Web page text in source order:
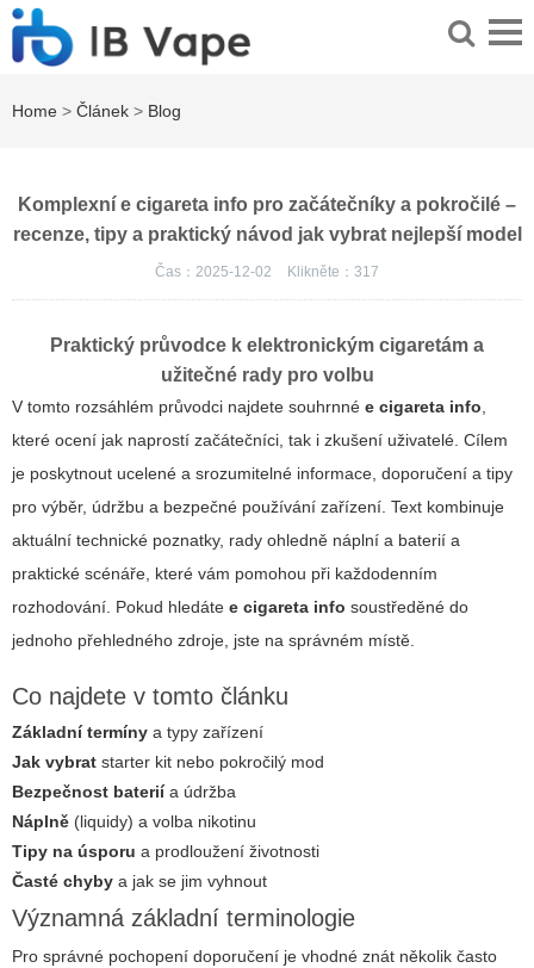
Home > Článek > Blog
Komplexní e cigareta info pro začátečníky a pokročilé –
recenze, tipy a praktický návod jak vybrat nejlepší model
Čas：2025-12-02 Klikněte： 317
Praktický průvodce k elektronickým cigaretám a
užitečné rady pro volbu
V tomto rozsáhlém průvodci najdete souhrnné e cigareta info,
které ocení jak naprostí začátečníci, tak i zkušení uživatelé. Cílem
je poskytnout ucelené a srozumitelné informace, doporučení a tipy
pro výběr, údržbu a bezpečné používání zařízení. Text kombinuje
aktuální technické poznatky, rady ohledně náplní a baterií a
praktické scénáře, které vám pomohou při každodenním
rozhodování. Pokud hledáte e cigareta info soustředěné do
jednoho přehledného zdroje, jste na správném místě.
Co najdete v tomto článku
Základní termíny a typy zařízení
Jak vybrat starter kit nebo pokročilý mod
Bezpečnost bateriía údržba
Náplně (liquidy) a volba nikotinu
Tipy na úsporu a prodloužení životnosti
Časté chyby a jak se jim vyhnout
Významná základní terminologie
Pro správné pochopení doporučení je vhodné znát několik často